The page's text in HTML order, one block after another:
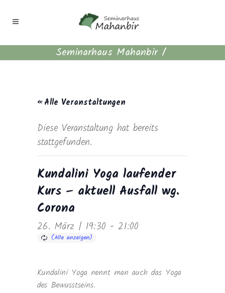
Seminarhaus Mahanbir/
« Alle Veranstaltungen
Diese Veranstaltung hat bereits
stattgefunden.
Kundalini Yoga laufender
Kurs – aktuell Ausfall wg.
Corona
26. März | 19:30 - 21:00
Kundalini Yoga nennt man auch das Yoga
des Bewusstseins.